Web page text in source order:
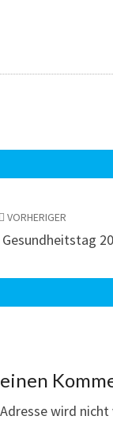
VORHERIGER
wird